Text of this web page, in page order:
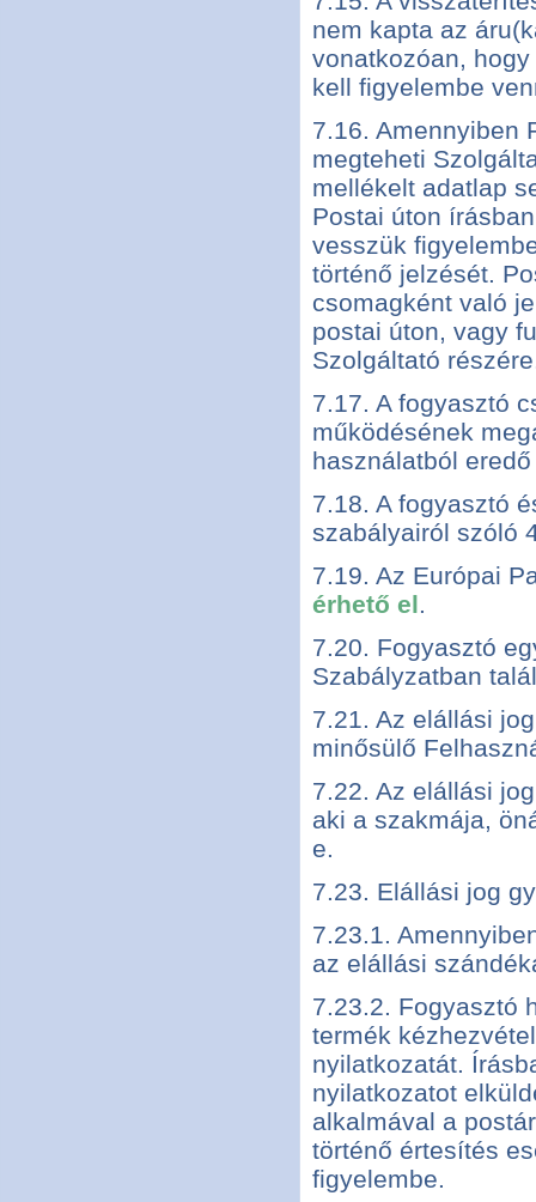
nem kapta az
vonatkozóan,
kell figyelembe
7.16. Amennyiben
megteheti
mellékelt adatlap
Postai úton
vesszük
történő jelzését.
csomagként való
postai úton, vagy
Szolgáltató
7.17. A fogyasztó
működésének
használatból
7.18. A fogyasztó
szabályairól szóló
7.19. Az Európai
érhető el.
7.20. Fogyasztó
Szabályzatban
7.21. Az elállási
minősülő
7.22. Az elállási
aki a szakmája,
e.
7.23. Elállási jog
7.23.1.
az elállási
7.23.2. Fogyasztó
termék
nyilatkozatát.
nyilatkozatot
alkalmával a
történő értesítés
figyelembe.